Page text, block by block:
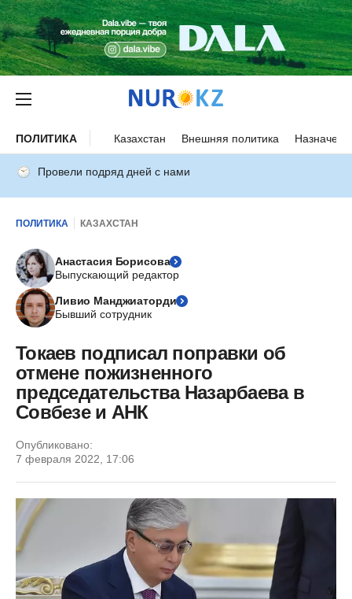
ПОЛИТИКА Казахстан Внешняя политика
Провели подряд дней с нами
ПОЛИТИКА КАЗАХСТАН
Анастасия Борисова
Выпускающий редактор
Ливио Манджиаторди
Бывший сотрудник
Токаев подписал поправки об
отмене пожизненного
председательства Назарбаева в
Совбезе и АНК
Опубликовано:
7 февраля 2022, 17:06